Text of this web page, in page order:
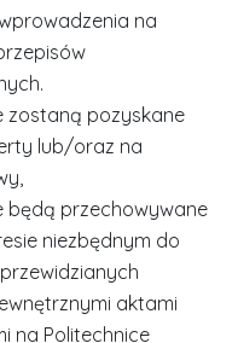
na
zostaną pozyskane
lub/oraz na
będą przechowywane
niezbędnym do
aktami
na Politechnice